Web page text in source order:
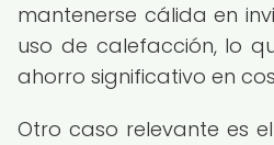
mantenerse cálida en
uso de calefacción, lo
ahorro significativo en
Otro caso relevante es